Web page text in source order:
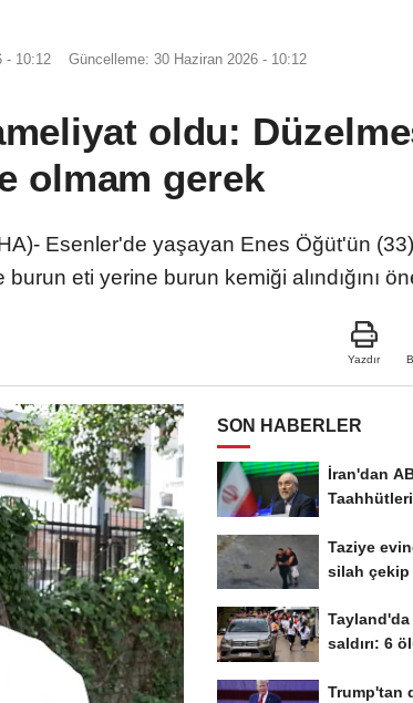
- 10:12 Güncelleme: 30 Haziran 2026 - 10:12
oldu:
olmam gerek
Esenler'de yaşayan Enes Öğüt'ün
eti yerine burun kemiği alındığını
Yazdır
SON HABERLER
İran'dan
Taziye
silah
saldırı: 6
Trump'tan